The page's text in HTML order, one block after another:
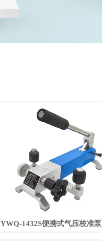
YWQ-1432S便携式气压校准泵